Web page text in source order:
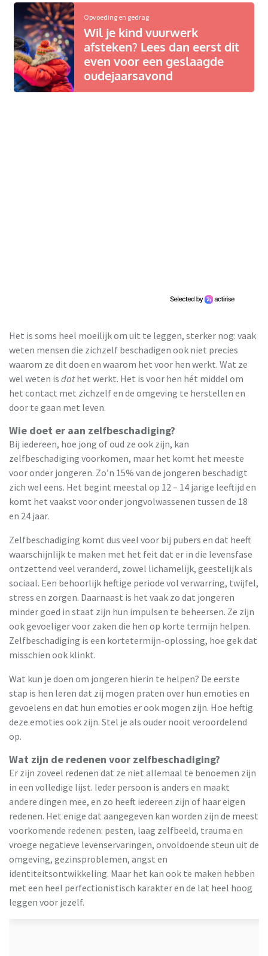
Opvoeding en gedrag
Wil je kind vuurwerk
afsteken? Lees dan eerst dit
even voor een geslaagde
oudejaarsavond
Het is soms heel moeilijk om uit te leggen, sterker nog: vaak
weten mensen die zichzelf beschadigen ook niet precies
waarom ze dit doen en waarom het voor hen werkt. Wat ze
wel weten is dathet werkt. Het is voor hen hét middel om
het contact met zichzelf en de omgeving te herstellen en
door te gaan met leven.
Wie doet er aan zelfbeschadiging?
Bij iedereen, hoe jong of oud ze ook zijn, kan
zelfbeschadiging voorkomen, maar het komt het meeste
voor onder jongeren. Zo’n 15% van de jongeren beschadigt
zich wel eens. Het begint meestal op 12 – 14 jarige leeftijd en
komt het vaakst voor onder jongvolwassenen tussen de 18
en 24 jaar.
Zelfbeschadiging komt dus veel voor bij pubers en dat heeft
waarschijnlijk te maken met het feit dat er in die levensfase
ontzettend veel veranderd, zowel lichamelijk, geestelijk als
sociaal. Een behoorlijk heftige periode vol verwarring, twijfel,
stress en zorgen. Daarnaast is het vaak zo dat jongeren
minder goed in staat zijn hun impulsen te beheersen. Ze zijn
ook gevoeliger voor zaken die hen op korte termijn helpen.
Zelfbeschadiging is een kortetermijn-oplossing, hoe gek dat
misschien ook klinkt.
Wat kun je doen om jongeren hierin te helpen? De eerste
stap is hen leren dat zij mogen praten over hun emoties en
gevoelens en dat hun emoties er ook mogen zijn. Hoe heftig
deze emoties ook zijn. Stel je als ouder nooit veroordelend
op.
Wat zijn de redenen voor zelfbeschadiging?
Er zijn zoveel redenen dat ze niet allemaal te benoemen zijn
in een volledige lijst. Ieder persoon is anders en maakt
andere dingen mee, en zo heeft iedereen zijn of haar eigen
redenen. Het enige dat aangegeven kan worden zijn de meest
voorkomende redenen: pesten, laag zelfbeeld, trauma en
vroege negatieve levenservaringen, onvoldoende steun uit de
omgeving, gezinsproblemen, angst en
identiteitsontwikkeling. Maar het kan ook te maken hebben
met een heel perfectionistisch karakter en de lat heel hoog
leggen voor jezelf.